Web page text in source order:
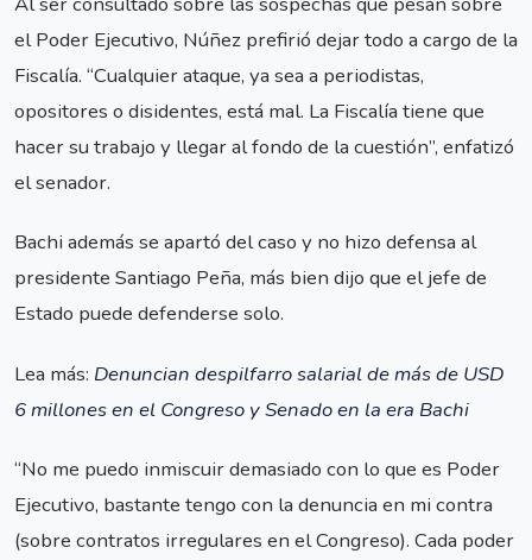
el Poder Ejecutivo, Núñez prefirió dejar todo a cargo de la
Fiscalía. “Cualquier ataque, ya sea a periodistas,
opositores o disidentes, está mal. La Fiscalía tiene que
hacer su trabajo y llegar al fondo de la cuestión”, enfatizó
el senador.
Bachi además se apartó del caso y no hizo defensa al
presidente Santiago Peña, más bien dijo que el jefe de
Estado puede defenderse solo.
Lea más: Denuncian despilfarro salarial de más de USD
6 millones en el Congreso y Senado en la era Bachi
“No me puedo inmiscuir demasiado con lo que es Poder
Ejecutivo, bastante tengo con la denuncia en mi contra
(sobre contratos irregulares en el Congreso). Cada poder